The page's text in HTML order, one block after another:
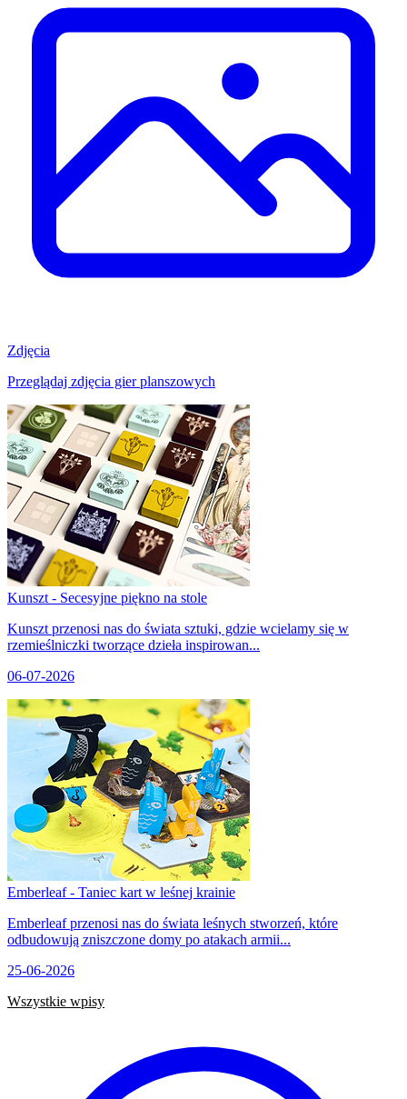
Zdjęcia
Przeglądaj zdjęcia gier planszowych
Kunszt - Secesyjne piękno na stole
Kunszt przenosi nas do świata sztuki, gdzie wcielamy się w
rzemieślniczki tworzące dzieła inspirowan...
06-07-2026
Emberleaf - Taniec kart w leśnej krainie
Emberleaf przenosi nas do świata leśnych stworzeń, które
odbudowują zniszczone domy po atakach armii...
25-06-2026
Wszystkie wpisy